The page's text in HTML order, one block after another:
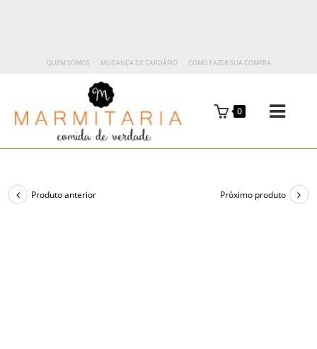
QUEM SOMOS MUDANÇA DE CARDÁPIO COMO FAZER SUA COMPRA
0
Produto anterior Próximo produto